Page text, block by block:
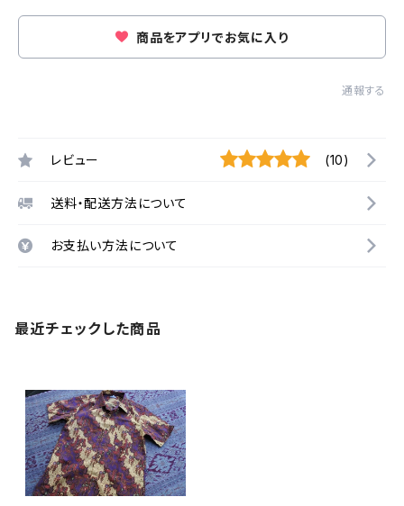
商品をアプリでお気に入り
通報する
レビュー (10)
送料・配送方法について
お支払い方法について
最近チェックした商品